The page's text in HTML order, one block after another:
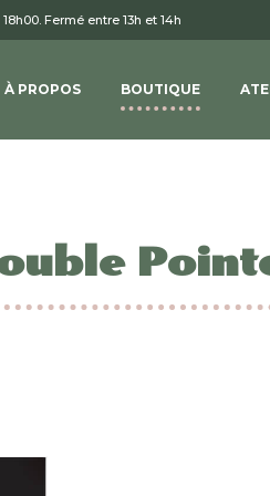
Fermé entre 13h et 14h
À PROPOS BOUTIQUE